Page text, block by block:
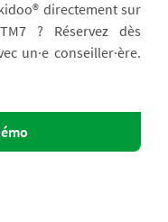
directement sur
? Réservez dès
un·e conseiller·ère.